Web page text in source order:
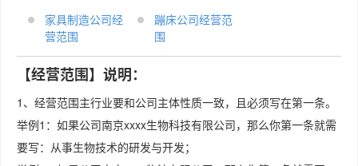
家具制造公司经
营范围
蹦床公司经营范
围
【经营范围】说明：
1、经营范围主行业要和公司主体性质一致，且必须写在第一条。
举例1：如果公司南京xxxx生物科技有限公司，那么你第一条就需
要写：从事生物技术的研发与开发；